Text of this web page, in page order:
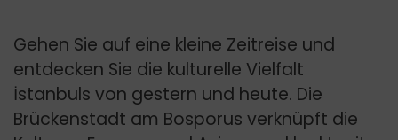
Gehen Sie auf eine kleine Zeitreise und
entdecken Sie die kulturelle Vielfalt
İstanbuls von gestern und heute. Die
Brückenstadt am Bosporus verknüpft die